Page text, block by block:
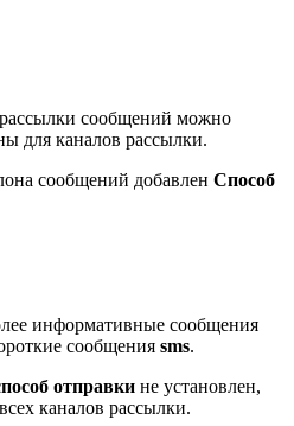
рассылки сообщений можно
для каналов рассылки.
сообщений добавлен Способ
информативные сообщения
сообщения sms.
отправки не установлен,
каналов рассылки.